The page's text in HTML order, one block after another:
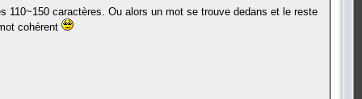
caractères. Ou alors un mot se trouve dedans et le reste
cohérent